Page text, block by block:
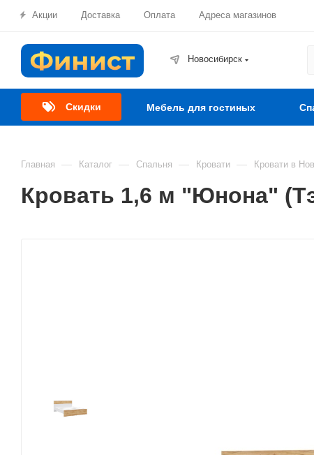
Акции Доставка Оплата Адреса магазинов
Новосибирск
Скидки Мебель для гостиных
Главная — Каталог — Спальня — Кровати — Кровати в
Кровать 1,6 м "Юнона"